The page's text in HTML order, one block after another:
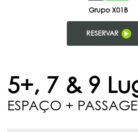
Grupo X01B
RESERVAR
5+, 7 & 9
ESPAÇO +